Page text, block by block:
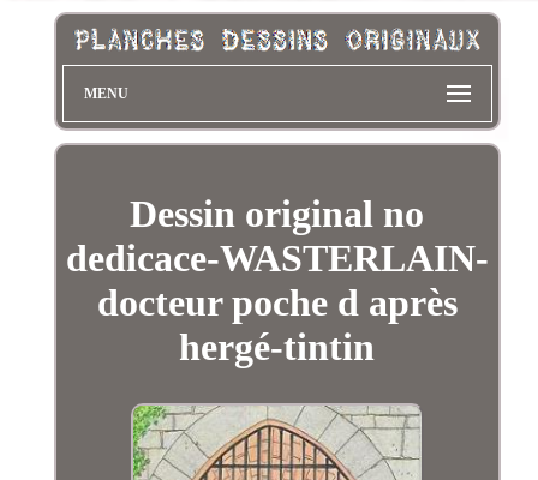
MENU
Dessin original no
dedicace-WASTERLAIN-
docteur poche d après
hergé-tintin